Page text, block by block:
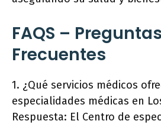
FAQS – Preguntas
Frecuentes
1. ¿Qué servicios médicos
especialidades médicas en
Respuesta: El Centro de